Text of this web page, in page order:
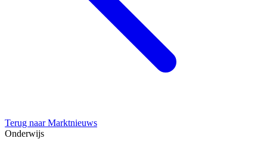
Terug naar Marktnieuws
Onderwijs